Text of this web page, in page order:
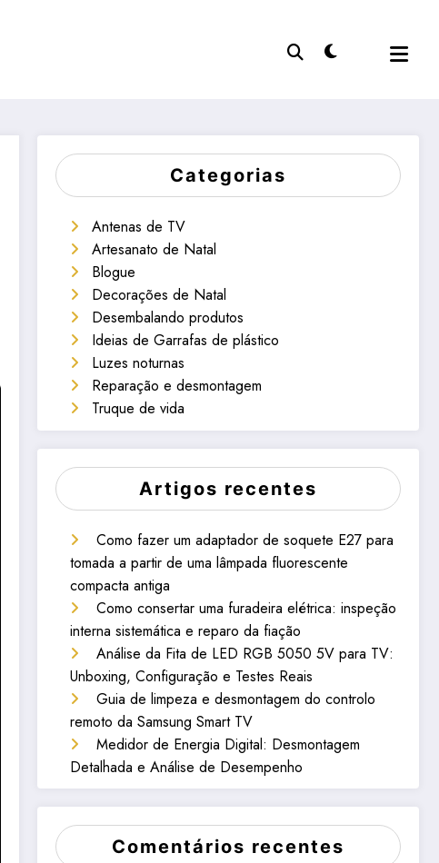
Categorias
Antenas de TV
Artesanato de Natal
Blogue
Decorações de Natal
Desembalando produtos
Ideias de Garrafas de plástico
Luzes noturnas
Reparação e desmontagem
Truque de vida
Artigos recentes
Como fazer um adaptador de soquete E27 para
tomada a partir de uma lâmpada fluorescente
compacta antiga
Como consertar uma furadeira elétrica: inspeção
interna sistemática e reparo da fiação
Análise da Fita de LED RGB 5050 5V para TV:
Unboxing, Configuração e Testes Reais
Guia de limpeza e desmontagem do controlo
remoto da Samsung Smart TV
Medidor de Energia Digital: Desmontagem
Detalhada e Análise de Desempenho
Comentários recentes